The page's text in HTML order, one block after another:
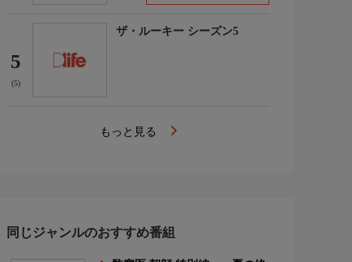
5
(5)
ザ・ルーキー シーズン5
もっと見る
同じジャンルのおすすめ番組